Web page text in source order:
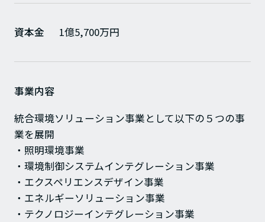
ModuleXクロニクル
会社概要
採用情報
カタログダウンロード
お問い合わせ
サイトのご利用について
資本金 1億5,700万円
事業内容
統合環境ソリューション事業として以下の５つの事
業を展開
・照明環境事業
・環境制御システムインテグレーション事業
・エクスペリエンスデザイン事業
・エネルギーソリューション事業
・テクノロジーインテグレーション事業